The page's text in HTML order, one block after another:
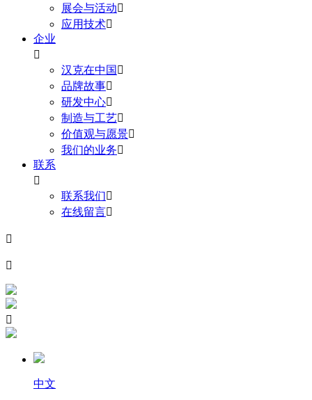
展会与活动
应用技术
企业

汉克在中国 
品牌故事
研发中心
制造与工艺
价值观与愿景
我们的业务
联系

联系我们
在线留言



中文